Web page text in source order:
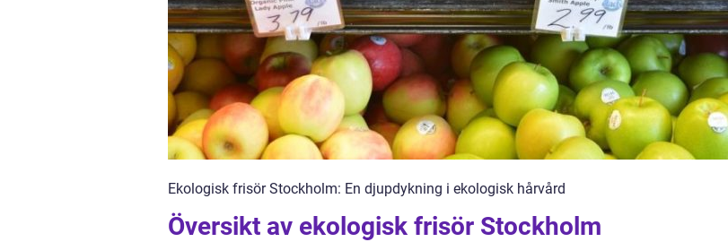
Ekologisk frisör Stockholm: En djupdykning i ekologisk hårvård
Översikt av ekologisk frisör Stockholm